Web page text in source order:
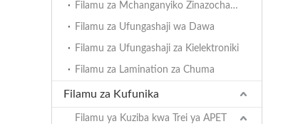
Filamu za Mchanganyiko Zinazochapisha Rangi
Filamu za Ufungashaji wa Dawa
Filamu za Ufungashaji za Kielektroniki
Filamu za Lamination za Chuma
Filamu za Kufunika
Filamu ya Kuziba kwa Trei ya APET